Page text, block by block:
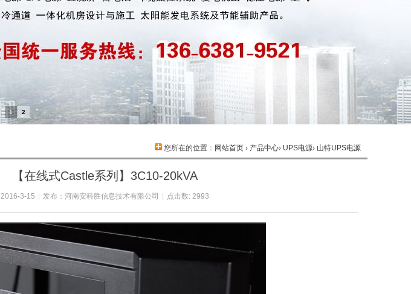
1 2
您所在的位置： 网站首页 › 产品中心› UPS电源› 山特UPS电源
【在线式Castle系列】3C10-20kVA
2016-3-15 发布： 河南安科胜信息技术有限公司 点击数: 2993